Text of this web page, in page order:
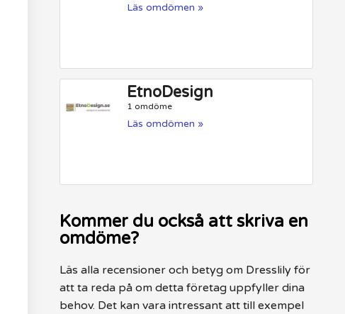
Läs omdömen »
EtnoDesign
1 omdöme
Läs omdömen »
Kommer du också att skriva en
omdöme?
Läs alla recensioner och betyg om Dresslily för
att ta reda på om detta företag uppfyller dina
behov. Det kan vara intressant att till exempel